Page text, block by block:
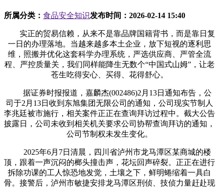
所属分类： 食品安全知识发布时间： 2026-02-14 15:40
实正的贸易信赖，从来不是靠品牌国籍背书，而是靠日复
一日的办理落地。当越来越多本土企业，放下短视的逐利思
维，照搬并优化这套科学办理系统，严选供应商、严管全流
程、严控质量关，我们同样能降生无数个“中国式山姆”，让老
苍生吃得安心、买得、花得舒心。
据证券时报报道，嘉麟杰(002486)2月13日通知布告，公
司于2月13日收到东旭集团无限公司的通知，公司现实节制人
李兆廷被市施行，相关案件正正在查询拜访过程中。截大公告
披露日，公司未收到相关机关要求公司协帮查询拜访的通知，
公司节制权未发生变化。
2025年6月7日清晨，四川省泸州市龙马潭区某商城的楼
顶，跟着一声沉闷的榔头撞击声，花坛回声碎裂。正正在进行
拆除功课的工人惊恐地发觉，土壤之下，鲜明蜷缩着一具白
骨。接警后，泸州市敏捷安排龙马潭区刑侦、技侦力量赶赴现